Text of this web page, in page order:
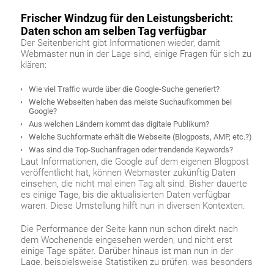
Frischer Windzug für den Leistungsbericht:
Daten schon am selben Tag verfügbar
Der Seitenbericht gibt Informationen wieder, damit
Webmaster nun in der Lage sind, einige Fragen für sich zu
klären:
Wie viel Traffic wurde über die Google-Suche generiert?
Welche Webseiten haben das meiste Suchaufkommen bei
Google?
Aus welchen Ländern kommt das digitale Publikum?
Welche Suchformate erhält die Webseite (Blogposts, AMP, etc.?)
Was sind die Top-Suchanfragen oder trendende Keywords?
Laut Informationen, die Google auf dem eigenen Blogpost
veröffentlicht hat, können Webmaster zukünftig Daten
einsehen, die nicht mal einen Tag alt sind. Bisher dauerte
es einige Tage, bis die aktualisierten Daten verfügbar
waren. Diese Umstellung hilft nun in diversen Kontexten.
Die Performance der Seite kann nun schon direkt nach
dem Wochenende eingesehen werden, und nicht erst
einige Tage später. Darüber hinaus ist man nun in der
Lage, beispielsweise Statistiken zu prüfen, was besonders